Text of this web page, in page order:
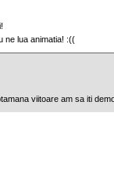
ne lua animatia! :((
viitoare am sa iti